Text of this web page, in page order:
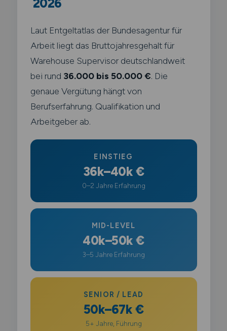
2026
Laut Entgeltatlas der Bundesagentur für
Arbeit liegt das Bruttojahresgehalt für
Warehouse Supervisor deutschlandweit
bei rund 36.000 bis 50.000 €. Die
genaue Vergütung hängt von
Berufserfahrung. Qualifikation und
Arbeitgeber ab.
EINSTIEG
36k–40k €
0–2 Jahre Erfahrung
MID-LEVEL
40k–50k €
3–5 Jahre Erfahrung
SENIOR / LEAD
50k–67k €
5+ Jahre, Führung